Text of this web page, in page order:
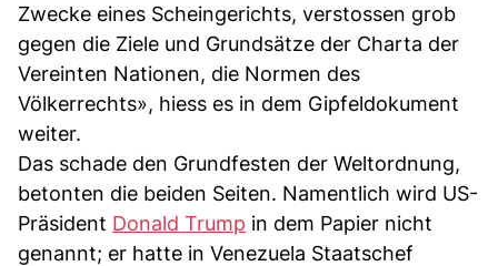
Zwecke eines Scheingerichts, verstossen grob
gegen die Ziele und Grundsätze der Charta der
Vereinten Nationen, die Normen des
Völkerrechts», hiess es in dem Gipfeldokument
weiter.
Das schade den Grundfesten der Weltordnung,
betonten die beiden Seiten. Namentlich wird US-
Präsident Donald Trump in dem Papier nicht
genannt; er hatte in Venezuela Staatschef